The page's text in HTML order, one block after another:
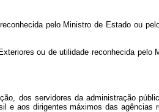
pelo Ministro de Estado ou
ou de utilidade reconhecida pelo
dos servidores da administração
e aos dirigentes máximos das agências